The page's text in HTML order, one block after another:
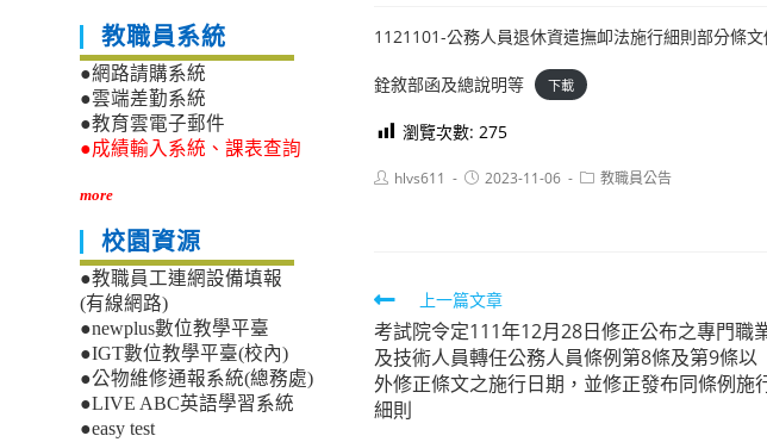
1121101-公務人員退休資遣撫卹法施行細則部分條文
銓敘部函及總說明等 下載
瀏覽次數: 275
Posthlvs611
Post2023-11-06
Post教職員公告
Read
more
articles
上一篇文章
考試院令定111年12月28日修正公布之專門職
及技術人員轉任公務人員條例第8條及第9條以
外修正條文之施行日期，並修正發布同條例施
細則
教職員系統
●網路請購系統
●雲端差勤系統
●教育雲電子郵件
●成績輸入系統、課表查詢
more
校園資源
●教職員工連網設備填報
(有線網路)
●newplus數位教學平臺
●IGT數位教學平臺(校內)
●公物維修通報系統(總務處)
●LIVE ABC英語學習系統
●easy test